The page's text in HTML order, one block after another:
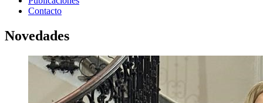
Contacto
Novedades